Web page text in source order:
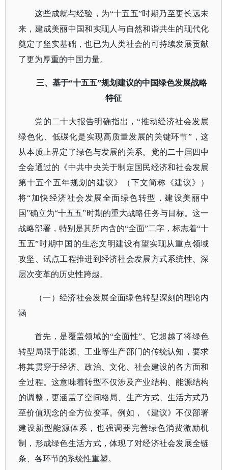
这些成就与经验，为“十五五”时期乃至更长远未
来，建成美丽中国和实现人与自然和谐共生的现代化
奠定了坚实基础，也已为人类社会的可持续发展贡献
了更为厚重的中国力量。
三、基于“十五五”规划建议的中国绿色发展战略
特征
党的二十大报告明确指出，“推动经济社会发展
绿色化、低碳化是实现高质量发展的关键环节”，这
从本质上界定了绿色与发展的关系。党的二十届四中
全会通过的《中共中央关于制定国民经济和社会发展
第十五个五年规划的建议》（下文简称《建议》）
将“加快经济社会发展全面绿色转型，建设美丽中
国”确立为“十五五”时期的重大战略任务与目标。这一
战略部署，特别是其所内含的“全面”二字，标志着“十
五五”时期中国的生态文明建设有望实现从重点领域
攻坚、试点工程推进到经济社会发展方式系统性、深
层次变革的历史性跨越。
（一）经济社会发展全面绿色转型深刻的理论内
涵
首先，是覆盖领域的“全面性”。它超越了将绿色
转型局限于能源、工业等生产部门的传统认知，要求
将其贯穿于经济、政治、文化、社会建设的各方面和
全过程。这意味着转型不仅涉及产业结构、能源结构
的调整，更涵盖了空间格局、生产方式、生活方式乃
至价值观念的全方位变革。例如，《建议》不仅部署
建设新型能源体系，也强调要完善绿色消费激励机
制，形成绿色生活方式，体现了对经济社会发展全链
条、各环节的系统性重塑。